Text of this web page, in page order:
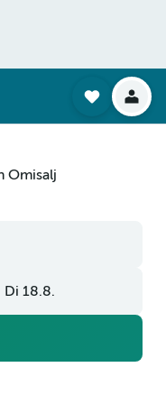
Omisalj
Di 18.8.